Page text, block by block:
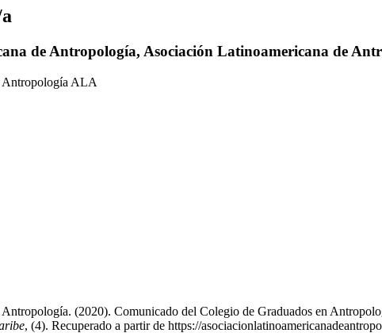
de Antropología, Asociación Latinoamericana de
Antropología ALA
(2020). Comunicado del Colegio de Graduados en
, (4). Recuperado a partir de https://